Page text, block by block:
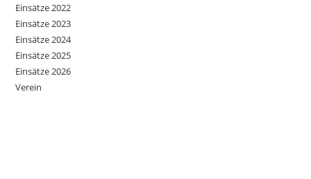
Einsätze 2022
Einsätze 2023
Einsätze 2024
Einsätze 2025
Einsätze 2026
Verein